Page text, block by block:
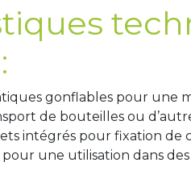
gonflables pour une
de bouteilles ou
intégrés pour fixation de
pour une utilisation dans